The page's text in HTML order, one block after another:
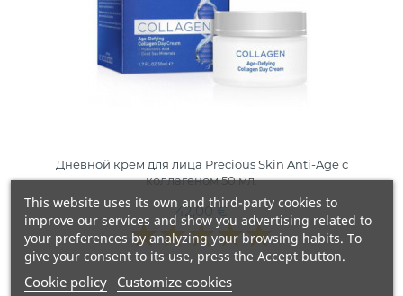
Дневной крем для лица Precious Skin Anti-Age с
коллагеном 50 мл.
42,00 €
This website uses its own and third-party cookies to
improve our services and show you advertising related to
your preferences by analyzing your browsing habits. To
give your consent to its use, press the Accept button.
Cookie policy Customize cookies